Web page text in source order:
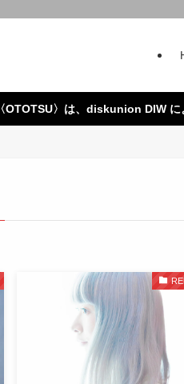
〈OTOTSU〉は、diskunion DIW に